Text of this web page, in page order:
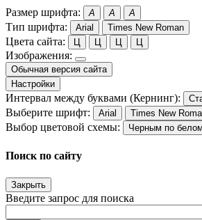
Размер шрифта: A A A
Тип шрифта: Arial Times New Roman
Цвета сайта: Ц Ц Ц Ц
Изображения:
Обычная версия сайта
Настройки
Интервал между буквами (Кернинг):
Выберите шрифт: Arial Times New
Выбор цветовой схемы: Черным по
Поиск по сайту
Закрыть
Введите запрос для поиска